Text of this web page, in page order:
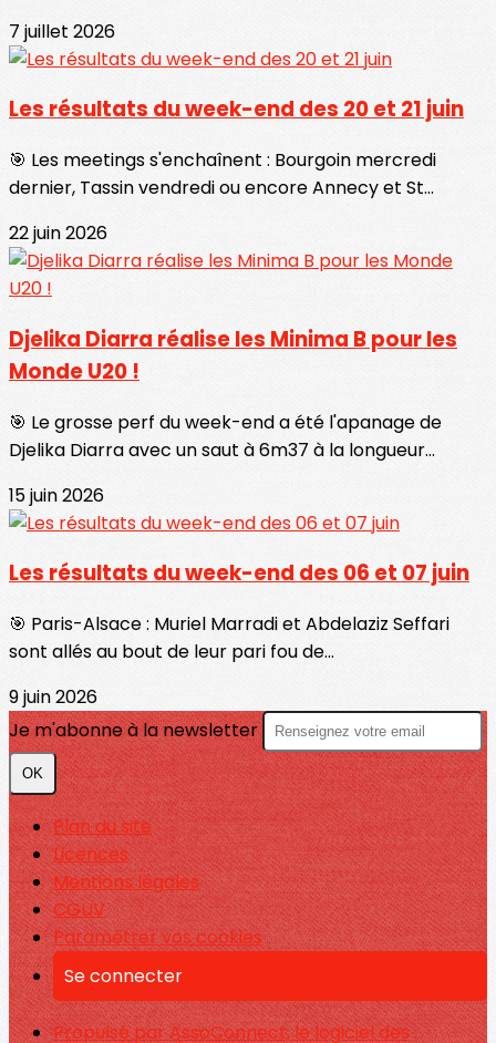
7 juillet 2026
Les résultats du week-end des 20 et 21 juin
🎯 Les meetings s'enchaînent : Bourgoin mercredi
dernier, Tassin vendredi ou encore Annecy et St...
22 juin 2026
Djelika Diarra réalise les Minima B pour les
Monde U20 !
🎯 Le grosse perf du week-end a été l'apanage de
Djelika Diarra avec un saut à 6m37 à la longueur...
15 juin 2026
Les résultats du week-end des 06 et 07 juin
🎯 Paris-Alsace : Muriel Marradi et Abdelaziz Seffari
sont allés au bout de leur pari fou de...
9 juin 2026
Je m'abonne à la newsletter
OK
Plan du site
Licences
Mentions légales
CGUV
Paramétrer vos cookies
Se connecter
Propulsé par AssoConnect, le logiciel des